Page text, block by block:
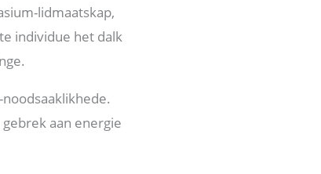
lidmaatskap,
individue het dalk
aan energie